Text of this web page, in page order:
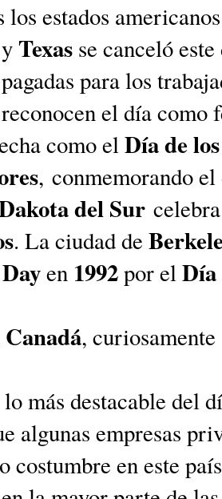
los estados
yTexas se canceló
para los
el día
como elDía de los
, conmemorando
del Sur
. La ciudad de
en 1992por elDía
Canadá,
más destacable del
algunas empresas
costumbre en este